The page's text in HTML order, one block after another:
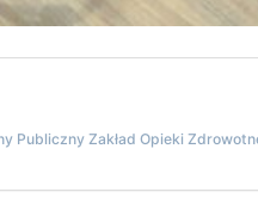
Publiczny Zakład Opieki